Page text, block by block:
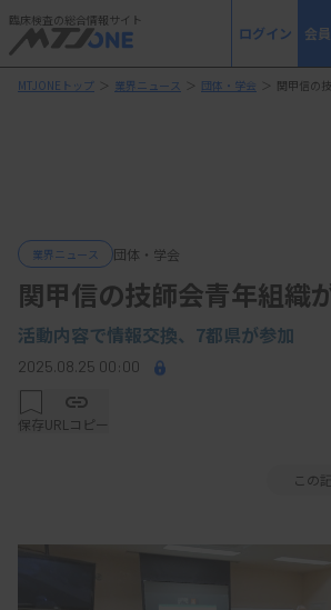
臨床検査の総合情報サイト
ログイン 会
MTJONEトップ ＞ 業界ニュース ＞ 団体・学会 ＞ 関甲信の
業界ニュース 団体・学会
関甲信の技師会青年組織
活動内容で情報交換、7都県が参加
2025.08.25 00:00
保存URLコピー
この